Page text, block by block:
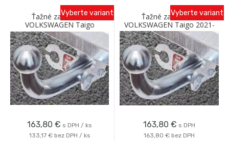
Ťažné zariadenie
VOLKSWAGEN Taigo
Crossover 2021- Skrutka
Galia
163,80 € s DPH / ks
133,17 € bez DPH / ks
Vyberte variant
Ťažné zariadenie
VOLKSWAGEN Taigo 2021-
so skrutkovým odnímaním
Galia
163,80 € s DPH
163,80 € bez DPH
Vyberte variant